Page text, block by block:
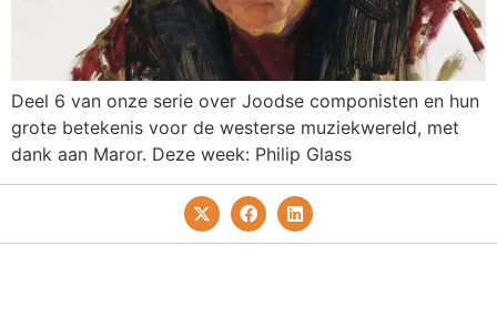
Deel 6 van onze serie over Joodse componisten en hun
grote betekenis voor de westerse muziekwereld, met
dank aan Maror. Deze week: Philip Glass